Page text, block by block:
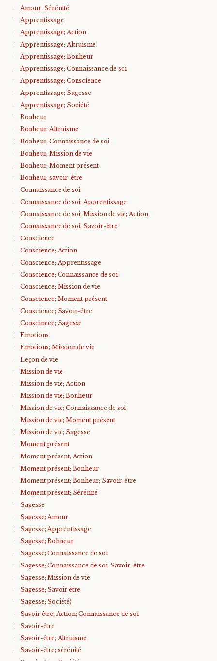
Amour; Sérénité
Apprentissage
Apprentissage; Action
Apprentissage; Altruisme
Apprentissage; Bonheur
Apprentissage; Connaissance de soi
Apprentissage; Conscience
Apprentissage; Sagesse
Apprentissage; Société
Bonheur
Bonheur; Altruisme
Bonheur; Connaissance de soi
Bonheur; Mission de vie
Bonheur; Moment présent
Bonheur; savoir-être
Connaissance de soi
Connaissance de soi; Apprentissage
Connaissance de soi; Mission de vie; Action
Connaissance de soi; Savoir-être
Conscience
Conscience; Action
Conscience; Apprentissage
Conscience; Connaissance de soi
Conscience; Mission de vie
Conscience; Moment présent
Conscience; Savoir-être
Conscinece; Sagesse
Emotions
Emotions; Mission de vie
Leçon de vie
Mission de vie
Mission de vie; Action
Mission de vie; Bonheur
Mission de vie; Connaissance de soi
Mission de vie; Moment présent
Mission de vie; Sagesse
Moment présent
Moment présent; Action
Moment présent; Bonheur
Moment présent; Bonheur; Savoir-être
Moment présent; Sérénité
Sagesse
Sagesse; Amour
Sagesse; Apprentissage
Sagesse; Bohneur
Sagesse; Connaissance de soi
Sagesse; Connaissance de soi; Savoir-être
Sagesse; Mission de vie
Sagesse; Savoir être
Sagesse; Société)
Savoir être; Action; Connaissance de soi
Savoir-être
Savoir-être; Altruisme
Savoir-être; sérénité